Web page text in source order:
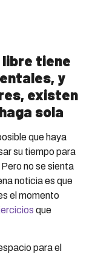
tiene
y
existen
sola
que haya
su tiempo para
no se sienta
noticia es que
el momento
que
para el